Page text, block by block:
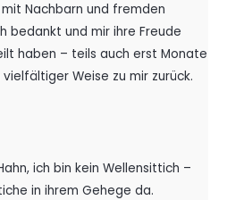
Nachbarn und fremden
bedankt und mir ihre Freude
haben – teils auch erst Monate
Weise zu mir zurück.
ich bin kein Wellensittich –
in ihrem Gehege da.